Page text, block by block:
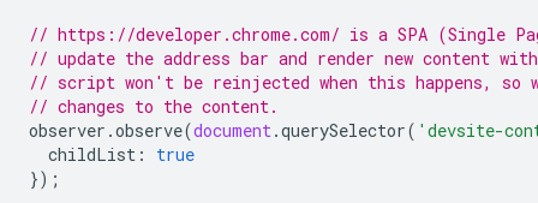
// https://developer.chrome.com/ is a SPA (Single
// update the address bar and render new content
// script won't be reinjected when this happens, so
// changes to the content.
observer .observe(document.querySelector( 'devsite-
childList :
true
});